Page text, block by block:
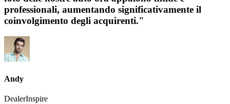
professionali, aumentando significativamente il
coinvolgimento degli acquirenti."
Andy
DealerInspire